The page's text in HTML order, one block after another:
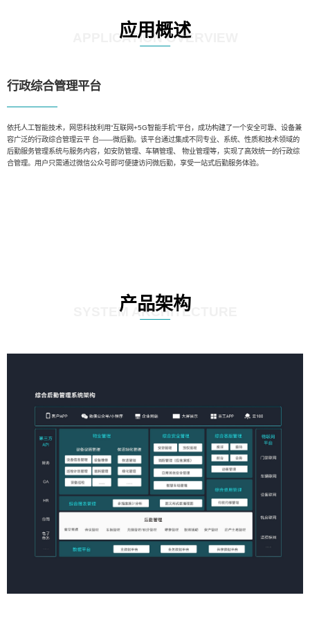
应用概述
APPLICATION OVERVIEW
行政综合管理平台
依托人工智能技术，网思科技利用“互联网+5G智能手机”平台，成功构建了一个安全可靠、设备兼
容广泛的行政综合管理云平 台——微后勤。该平台通过集成不同专业、系统、性质和技术领域的
后勤服务管理系统与服务内容，如安防管理、车辆管理、 物业管理等，实现了高效统一的行政综
合管理。用户只需通过微信公众号即可便捷访问微后勤，享受一站式后勤服务体验。
产品架构
SYSTEM ARCHITECTURE